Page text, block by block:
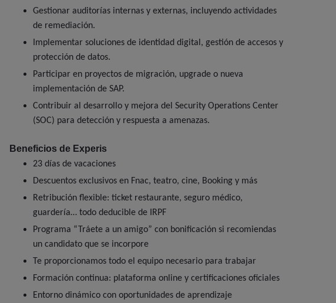
Gestionar auditorías internas y externas, incluyendo actividades
de remediación.
Implementar soluciones de identidad digital, gestión de accesos y
protección de datos.
Participar en proyectos de migración, upgrade o nueva
implementación de SAP.
Contribuir al desarrollo y mejora del Security Operations Center
(SOC) para detección y respuesta a amenazas.
Beneficios de Experis
23 días de vacaciones
Descuentos exclusivos en Fnac, teatro, cine, Booking y más
Retribución flexible: ticket restaurante, seguro médico,
guardería… todo deducible de IRPF
Programa “Tráete a un amigo” con bonificación si recomiendas
un candidato que se incorpore
Te proporcionamos todo el equipo necesario para trabajar
Formación continua: plataforma online y certificaciones oficiales
Entorno dinámico con oportunidades de aprendizaje